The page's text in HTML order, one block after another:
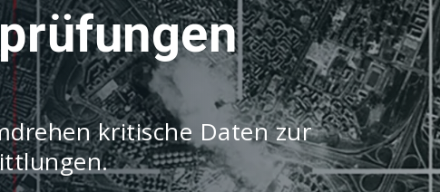
kritische Daten zur